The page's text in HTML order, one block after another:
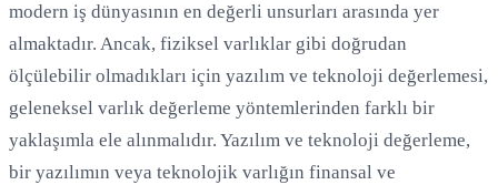
modern iş dünyasının en değerli unsurları arasında yer
almaktadır. Ancak, fiziksel varlıklar gibi doğrudan
ölçülebilir olmadıkları için yazılım ve teknoloji değerlemesi,
geleneksel varlık değerleme yöntemlerinden farklı bir
yaklaşımla ele alınmalıdır. Yazılım ve teknoloji değerleme,
bir yazılımın veya teknolojik varlığın finansal ve